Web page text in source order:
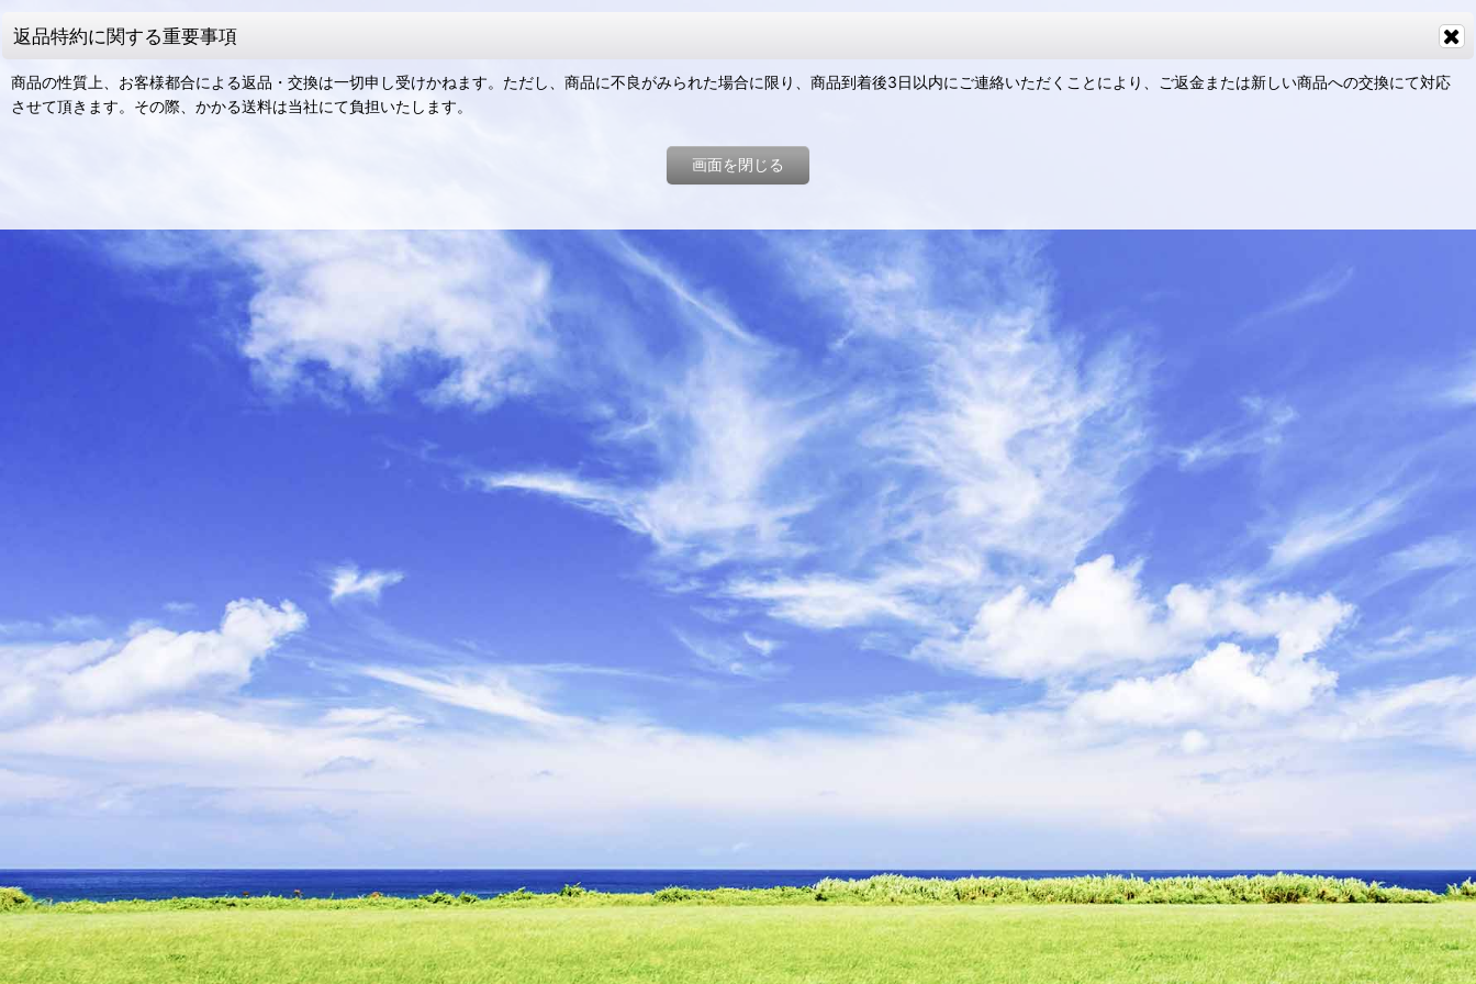
返品特約に関する重要事項
商品の性質上、お客様都合による返品・交換は一切申し受けかねます。ただし、商品に不良がみられた場合に限り、商品到着後3日以内にご連絡いただくことにより、ご返金または新しい商品への交換にて対応
させて頂きます。その際、かかる送料は当社にて負担いたします。
画面を閉じる